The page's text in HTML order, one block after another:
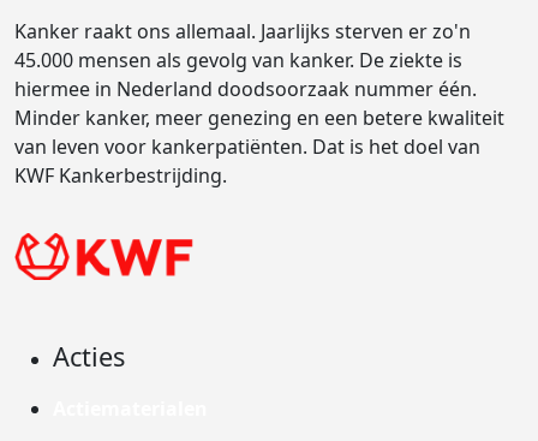
Kanker raakt ons allemaal. Jaarlijks sterven er zo'n
45.000 mensen als gevolg van kanker. De ziekte is
hiermee in Nederland doodsoorzaak nummer één.
Minder kanker, meer genezing en een betere kwaliteit
van leven voor kankerpatiënten. Dat is het doel van
KWF Kankerbestrijding.
Acties